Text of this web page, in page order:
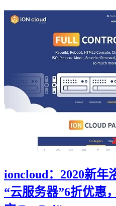
ioncloud：2020新年
“云服务器”6折优惠